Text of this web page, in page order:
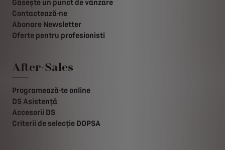
Găsește un punct de vânzare
Contactează-ne
Abonare Newsletter
Oferte pentru profesionisti
After-Sales
Programează-te online
DS Asistență
Accesorii DS
Criterii de selecție DOPSA